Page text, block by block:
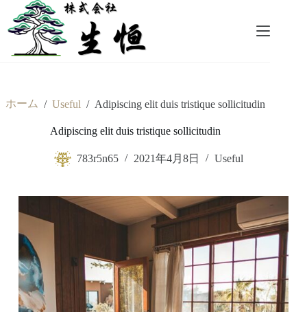
テ
キホーム / Useful / Adipiscing elit duis tristique sollicitudin
Adipiscing elit duis tristique sollicitudin
783r5n65 2021年4月8日 Useful